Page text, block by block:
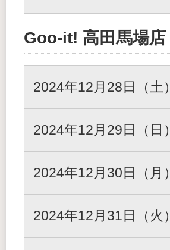
Goo-it! 高田馬場店
2024年12月28日（土）
2024年12月29日（日）
2024年12月30日（月）
2024年12月31日（火）